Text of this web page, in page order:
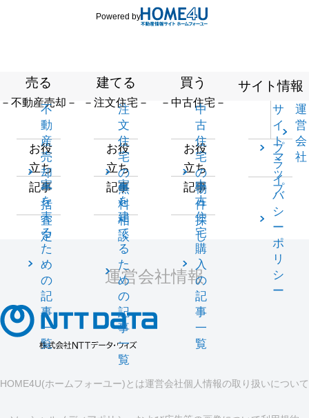
Powered by
売る
－不動産売却－
不
動
産
売
却
一
括
査
定
お役
立ち
記事
家
を
売
る
た
め
の
記
事
一
覧
建てる
－注文住宅－
注
文
住
宅
の
無
料
相
談
お役
立ち
記事
家
を
建
て
る
た
め
の
記
事
一
覧
買う
－中古住宅－
中
古
住
宅
の
物
件
探
し
お役
立ち
記事
中
古
住
宅
購
入
の
記
事
一
覧
サイト情報
サ
イ
ト
マ
ッ
プ
運
営
会
社
プ
ラ
イ
バ
シ
ー
ポ
リ
シ
ー
運営会社情報
HOME4U(ホームフォーユー)とは運営会社個人情報の取り扱いについて